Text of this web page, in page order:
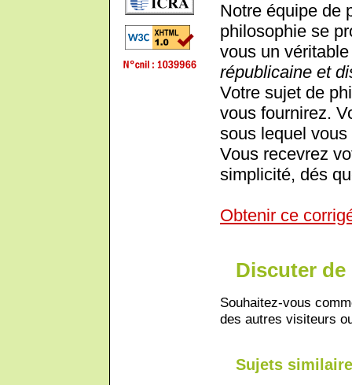
Notre équipe de
philosophie se
vous un
républicaine et
Votre sujet de
vous fournirez.
sous lequel
Vous recevrez
simplicité, dés
Obtenir ce
Discuter de
Souhaitez-vous
des autres visiteurs
Sujets